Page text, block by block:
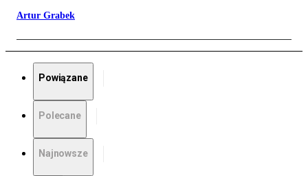
Artur Grabek
Powiązane
Polecane
Najnowsze